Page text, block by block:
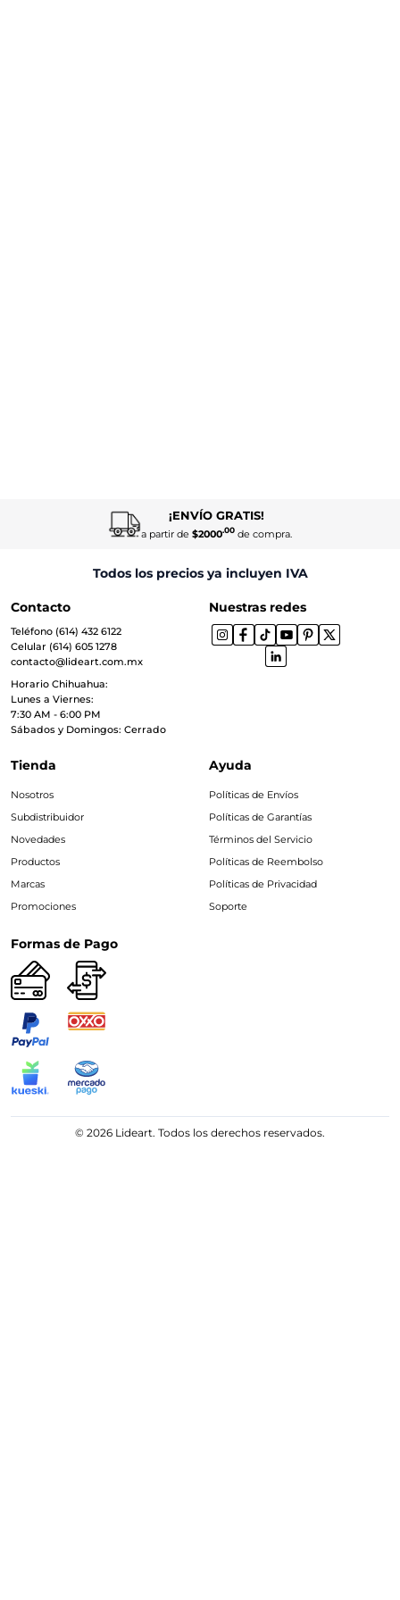
¡ENVÍO GRATIS!
a partir de $2000.00de compra.
Todos los precios ya incluyen IVA
Contacto
Teléfono (614) 432 6122
Celular (614) 605 1278
contacto@lideart.com.mx
Horario Chihuahua:
Lunes a Viernes:
7:30 AM - 6:00 PM
Sábados y Domingos: Cerrado
Nuestras redes
Tienda
Nosotros
Subdistribuidor
Novedades
Productos
Marcas
Promociones
Ayuda
Políticas de Envíos
Políticas de Garantías
Términos del Servicio
Políticas de Reembolso
Políticas de Privacidad
Soporte
Formas de Pago
© 2026 Lideart. Todos los derechos reservados.